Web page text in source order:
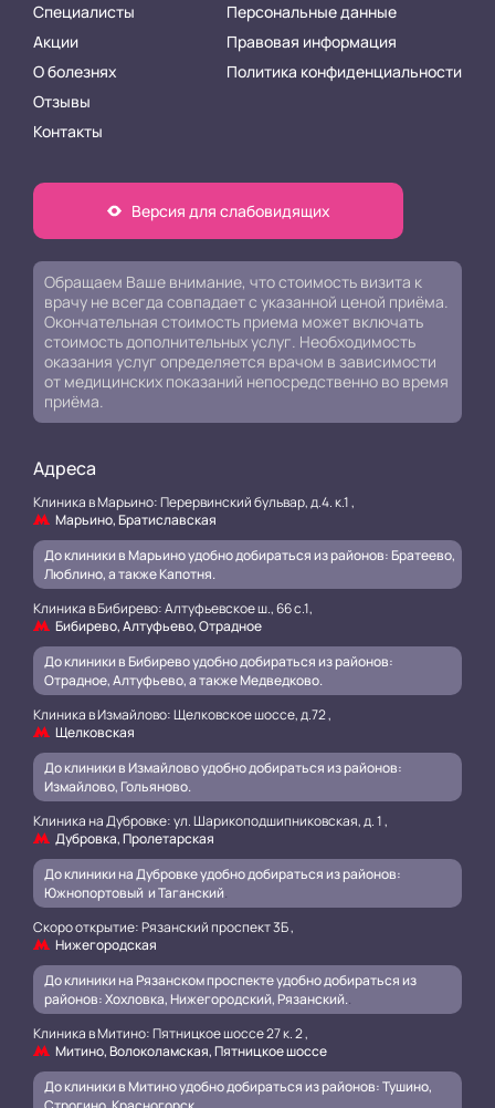
Специалисты
Акции
О болезнях
Отзывы
Контакты
Персональные данные
Правовая информация
Политика конфиденциальности
Версия для слабовидящих
Обращаем Ваше внимание, что стоимость визита к
врачу не всегда совпадает с указанной ценой приёма.
Окончательная стоимость приема может включать
стоимость дополнительных услуг. Необходимость
оказания услуг определяется врачом в зависимости
от медицинских показаний непосредственно во время
приёма.
Адреса
Клиника в Марьино: Перервинский бульвар, д.4. к.1 ,
Марьино, Братиславская
До клиники в Марьино удобно добираться из районов: Братеево,
Люблино, а также Капотня.
Клиника в Бибирево: Алтуфьевское ш., 66 с.1,
Бибирево, Алтуфьево, Отрадное
До клиники в Бибирево удобно добираться из районов:
Отрадное, Алтуфьево, а также Медведково.
Клиника в Измайлово: Щелковское шоссе, д.72 ,
Щелковская
До клиники в Измайлово удобно добираться из районов:
Измайлово, Гольяново.
Клиника на Дубровке: ул. Шарикоподшипниковская, д. 1 ,
Дубровка, Пролетарская
До клиники на Дубровке удобно добираться из районов:
Южнопортовый и Таганский.
Скоро открытие: Рязанский проспект 3Б ,
Нижегородская
До клиники на Рязанском проспекте удобно добираться из
районов: Хохловка, Нижегородский, Рязанский..
Клиника в Митино: Пятницкое шоссе 27 к. 2 ,
Митино, Волоколамская, Пятницкое шоссе
До клиники в Митино удобно добираться из районов: Тушино,